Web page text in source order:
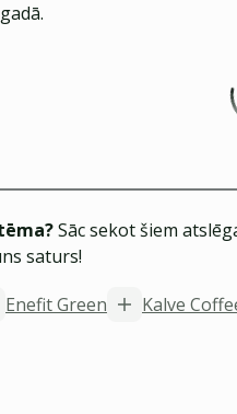
Sāc sekot šiem
saturs!
Enefit Green Kalve